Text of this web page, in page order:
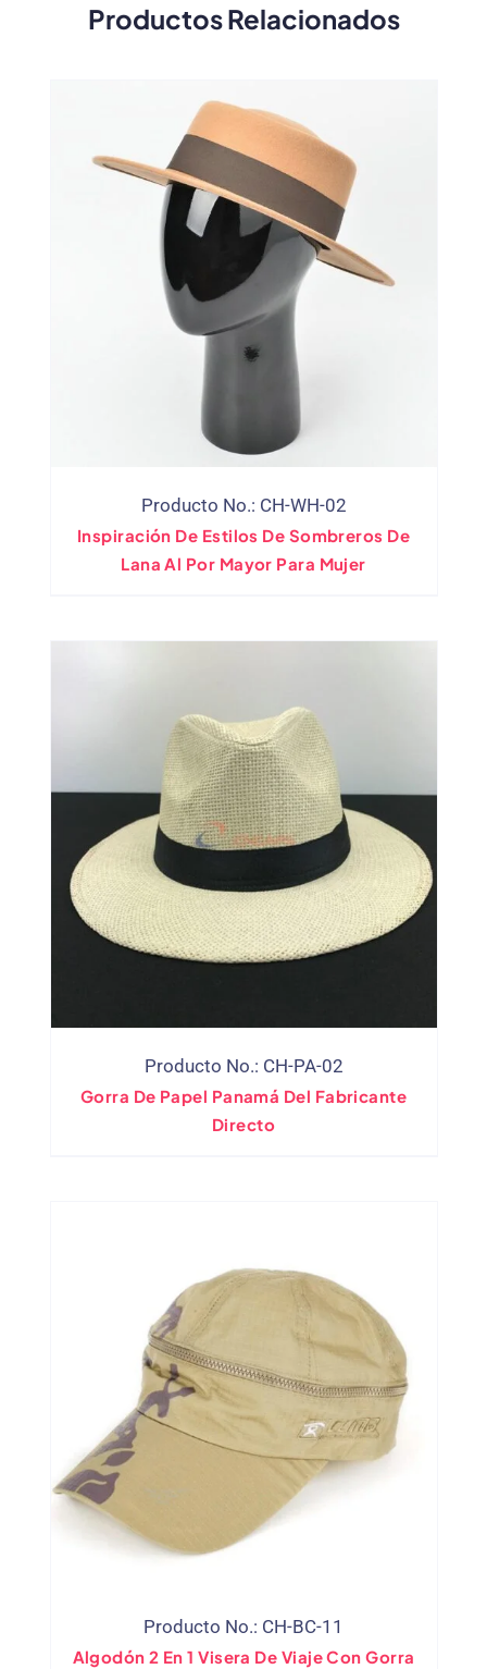
Productos Relacionados
Producto No.: CH-WH-02
Inspiración De Estilos De Sombreros De
Lana Al Por Mayor Para Mujer
Producto No.: CH-PA-02
Gorra De Papel Panamá Del Fabricante
Directo
Producto No.: CH-BC-11
Algodón 2 En 1 Visera De Viaje Con Gorra